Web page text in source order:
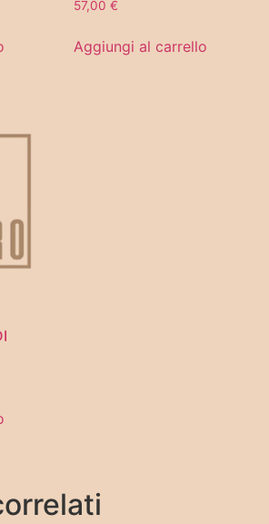
57,00 €
Aggiungi al carrello